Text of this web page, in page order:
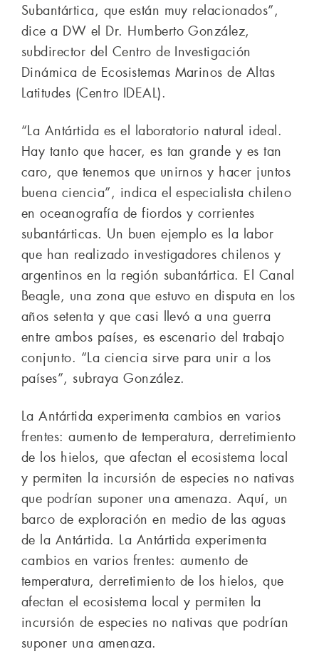
Subantártica, que están muy relacionados”,
dice a DW el Dr. Humberto González,
subdirector del Centro de Investigación
Dinámica de Ecosistemas Marinos de Altas
Latitudes (Centro IDEAL).
“La Antártida es el laboratorio natural ideal.
Hay tanto que hacer, es tan grande y es tan
caro, que tenemos que unirnos y hacer juntos
buena ciencia”, indica el especialista chileno
en oceanografía de fiordos y corrientes
subantárticas. Un buen ejemplo es la labor
que han realizado investigadores chilenos y
argentinos en la región subantártica. El Canal
Beagle, una zona que estuvo en disputa en los
años setenta y que casi llevó a una guerra
entre ambos países, es escenario del trabajo
conjunto. “La ciencia sirve para unir a los
países”, subraya González.
La Antártida experimenta cambios en varios
frentes: aumento de temperatura, derretimiento
de los hielos, que afectan el ecosistema local
y permiten la incursión de especies no nativas
que podrían suponer una amenaza. Aquí, un
barco de exploración en medio de las aguas
de la Antártida. La Antártida experimenta
cambios en varios frentes: aumento de
temperatura, derretimiento de los hielos, que
afectan el ecosistema local y permiten la
incursión de especies no nativas que podrían
suponer una amenaza.